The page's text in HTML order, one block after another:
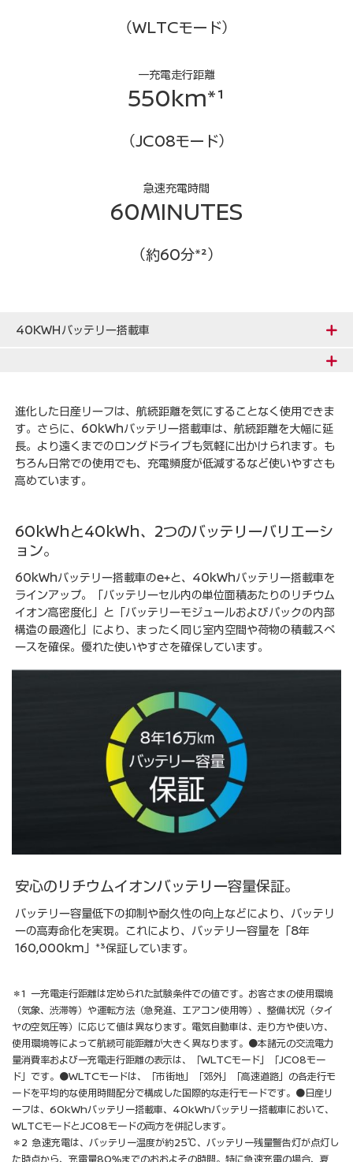
（WLTCモード）
一充電走行距離
550km*¹
（JC08モード）
急速充電時間
60MINUTES
（約60分*²）
40KWHバッテリー搭載車
進化した日産リーフは、航続距離を気にすることなく使用できま
す。さらに、60kWhバッテリー搭載車は、航続距離を大幅に延
長。より遠くまでのロングドライブも気軽に出かけられます。も
ちろん日常での使用でも、充電頻度が低減するなど使いやすさも
高めています。
60kWhと40kWh、2つのバッテリーバリエーシ
ョン。
60kWhバッテリー搭載車のe+と、40kWhバッテリー搭載車を
ラインアップ。「バッテリーセル内の単位面積あたりのリチウム
イオン高密度化」と「バッテリーモジュールおよびパックの内部
構造の最適化」により、まったく同じ室内空間や荷物の積載スペ
ースを確保。優れた使いやすさを確保しています。
安心のリチウムイオンバッテリー容量保証。
バッテリー容量低下の抑制や耐久性の向上などにより、バッテリ
ーの高寿命化を実現。これにより、バッテリー容量を「8年
160,000km」*³保証しています。
＊1 一充電走行距離は定められた試験条件での値です。お客さまの使用環境
（気象、渋滞等）や運転方法（急発進、エアコン使用等）、整備状況（タイ
ヤの空気圧等）に応じて値は異なります。電気自動車は、走り方や使い方、
使用環境等によって航続可能距離が大きく異なります。●本諸元の交流電力
量消費率および一充電走行距離の表示は、「WLTCモード」「JC08モー
ド」です。●WLTCモードは、「市街地」「郊外」「高速道路」の各走行モ
ードを平均的な使用時間配分で構成した国際的な走行モードです。●日産リ
ーフは、60kWhバッテリー搭載車、40kWhバッテリー搭載車において、
WLTCモードとJC08モードの両方を併記します。
＊2 急速充電は、バッテリー温度が約25℃、バッテリー残量警告灯が点灯し
た時点から、充電量80%までのおおよその時間。特に急速充電の場合、夏